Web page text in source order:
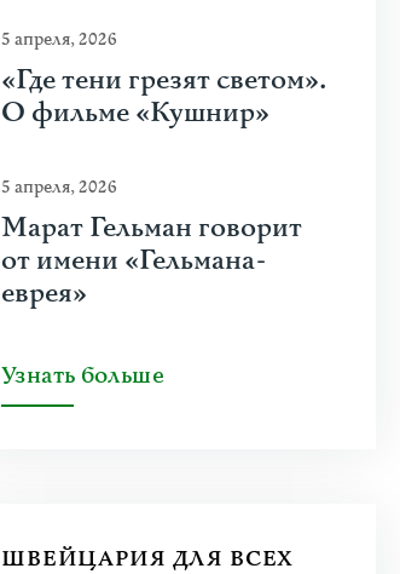
5 апреля, 2026
«Где тени грезят светом».
О фильме «Кушнир»
5 апреля, 2026
Марат Гельман говорит
от имени «Гельмана-
еврея»
Узнать больше
ШВЕЙЦАРИЯ ДЛЯ ВСЕХ